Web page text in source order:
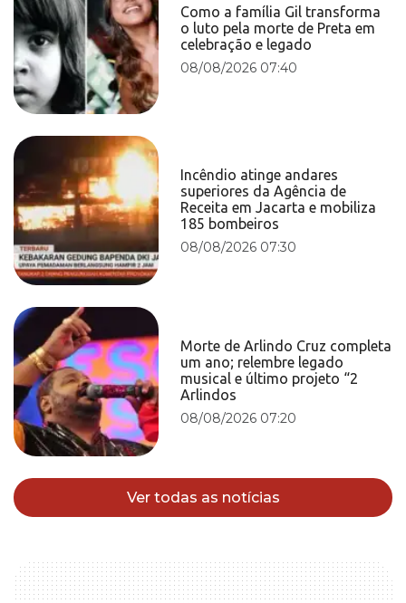
Como a família Gil transforma
o luto pela morte de Preta em
celebração e legado
08/08/2026 07:40
Incêndio atinge andares
superiores da Agência de
Receita em Jacarta e mobiliza
185 bombeiros
08/08/2026 07:30
Morte de Arlindo Cruz completa
um ano; relembre legado
musical e último projeto “2
Arlindos
08/08/2026 07:20
Ver todas as notícias